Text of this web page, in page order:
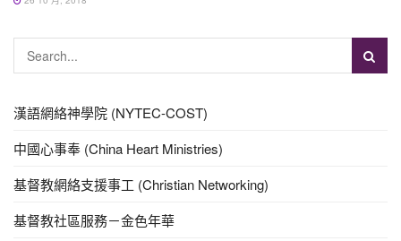
漢語網絡神學院 (NYTEC-COST)
中國心事奉 (China Heart Ministries)
基督教網絡支援事工 (Christian Networking)
基督教社區服務－金色年華